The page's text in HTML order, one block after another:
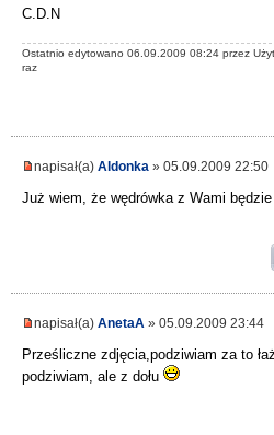
C.D.N
Ostatnio edytowano 06.09.2009 08:24 przez
raz
napisał(a) Aldonka » 05.09.2009 22:50
Już wiem, że wędrówka z Wami
napisał(a) AnetaA » 05.09.2009 23:44
Prześliczne zdjęcia,podziwiam za to
podziwiam, ale z dołu